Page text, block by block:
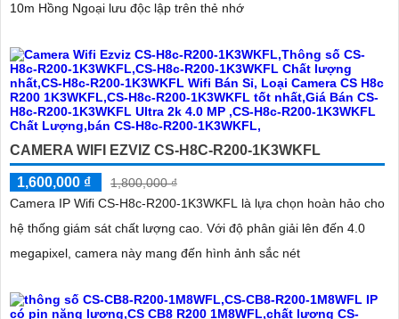
10m Hồng Ngoại lưu độc lập trên thẻ nhớ
CAMERA WIFI EZVIZ CS-H8C-R200-1K3WKFL
1,600,000 ₫
1,800,000 ₫
Camera IP Wifi CS-H8c-R200-1K3WKFL là lựa chọn hoàn hảo cho
hệ thống giám sát chất lượng cao. Với độ phân giải lên đến 4.0
megapixel, camera này mang đến hình ảnh sắc nét